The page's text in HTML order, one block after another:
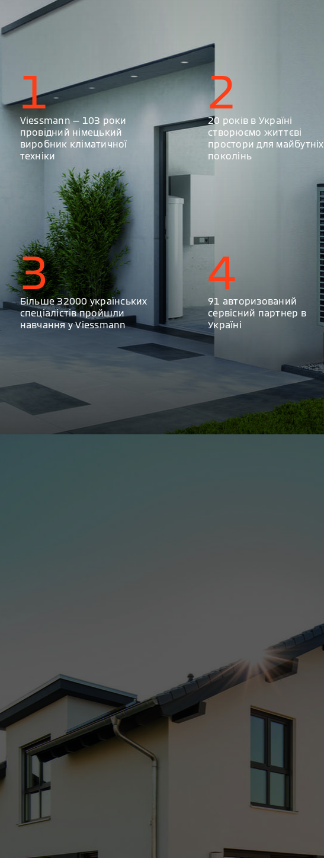
1
Viessmann — 103 роки
провідний німецький
виробник кліматичної
техніки
2
20 років в Україні
створюємо життєві
простори для майбутніх
поколінь
3
Більше 32000 українських
спеціалістів пройшли
навчання у Viessmann
4
91 авторизований
сервісний партнер в
Україні